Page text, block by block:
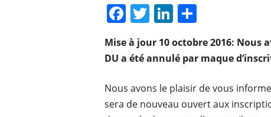
F
a
c
e
b
o
T
w
itt
er
Li
k
e
dI
n
P
ar
ta
g
er
Mise à jour 10 octobre 2016: Nous
DU a été annulé par maque
Nous avons le plaisir de vous
sera de nouveau ouvert aux